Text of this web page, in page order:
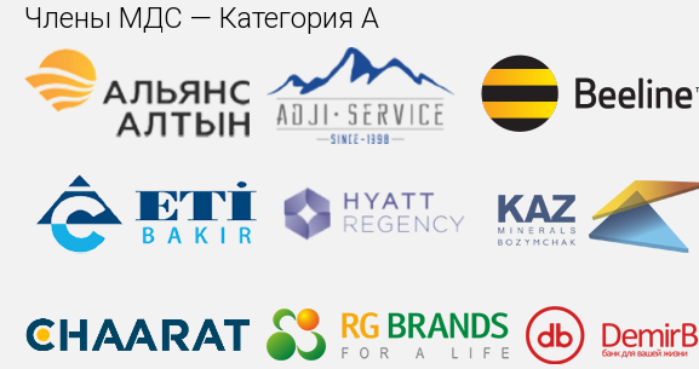
Члены МДС — Категория А